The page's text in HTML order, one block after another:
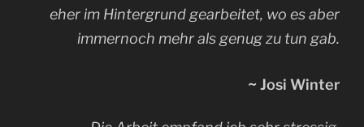
eher im Hintergrund gearbeitet, wo es aber
immernoch mehr als genug zu tun gab.
~ Josi Winter